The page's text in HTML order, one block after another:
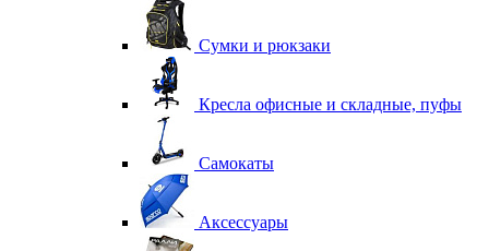
Сумки и рюкзаки
Кресла офисные и складные, пуфы
Самокаты
Аксессуары